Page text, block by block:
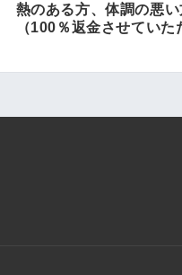
熱のある方、体調の悪い
（100％返金させていた